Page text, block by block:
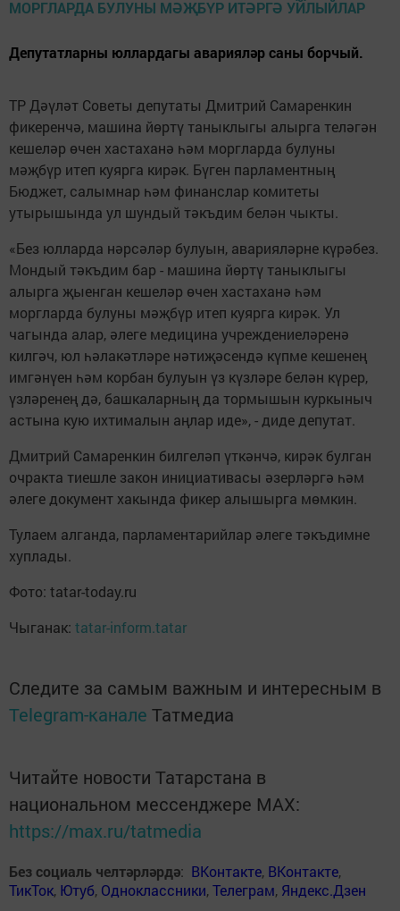
Депутатларны юллардагы аварияләр саны борчый.
ТР Дәүләт Советы депутаты Дмитрий Самаренкин
фикеренчә, машина йөртү таныклыгы алырга теләгән
кешеләр өчен хастаханә һәм моргларда булуны
мәҗбүр итеп куярга кирәк. Бүген парламентның
Бюджет, салымнар һәм финанслар комитеты
утырышында ул шундый тәкъдим белән чыкты.
«Без юлларда нәрсәләр булуын, аварияләрне күрәбез.
Мондый тәкъдим бар - машина йөртү таныклыгы
алырга җыенган кешеләр өчен хастаханә һәм
моргларда булуны мәҗбүр итеп куярга кирәк. Ул
чагында алар, әлеге медицина учреждениеләренә
килгәч, юл һәлакәтләре нәтиҗәсендә күпме кешенең
имгәнүен һәм корбан булуын үз күзләре белән күрер,
үзләренең дә, башкаларның да тормышын куркыныч
астына кую ихтималын аңлар иде», - диде депутат.
Дмитрий Самаренкин билгеләп үткәнчә, кирәк булган
очракта тиешле закон инициативасы әзерләргә һәм
әлеге документ хакында фикер алышырга мөмкин.
Тулаем алганда, парламентарийлар әлеге тәкъдимне
хуплады.
Фото: tatar-today.ru
Чыганак: tatar-inform.tatar
Следите за самым важным и интересным в
Telegram-канале Татмедиа
Читайте новости Татарстана в
национальном мессенджере MАХ:
https://max.ru/tatmedia
Без социаль челтәрләрдә: ВКонтакте, ВКонтакте,
ТикТок, Ютуб, Одноклассники,Телеграм, Яндекс.Дзен